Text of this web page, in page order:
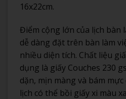
16x22cm.
Điểm cộng lớn của lịch bàn
dễ dàng đặt trên bàn làm
nhiều diện tích. Chất liệu
dụng là giấy Couches 230
dặn, mịn màng và bám
lịch có thể bồi giấy xi màu